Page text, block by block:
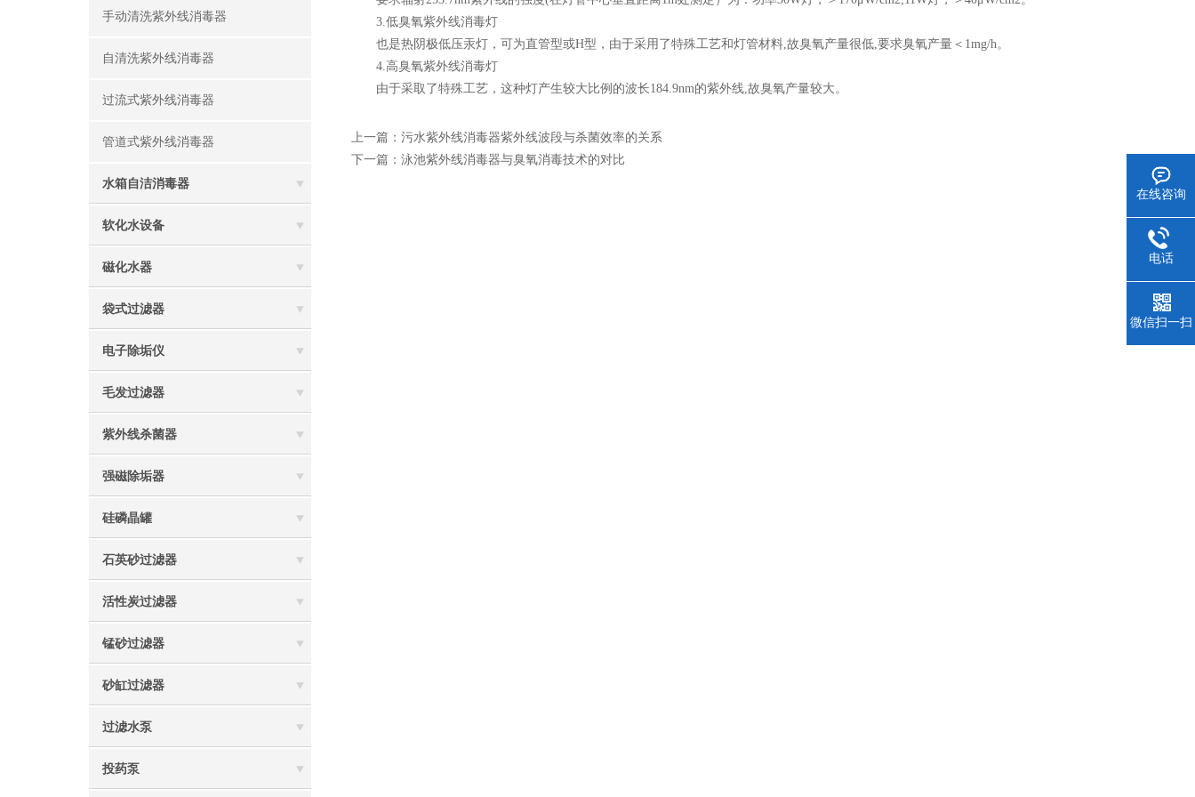
手动清洗紫外线消毒器
自清洗紫外线消毒器
过流式紫外线消毒器
管道式紫外线消毒器
水箱自洁消毒器
软化水设备
磁化水器
袋式过滤器
电子除垢仪
毛发过滤器
紫外线杀菌器
强磁除垢器
硅磷晶罐
石英砂过滤器
活性炭过滤器
锰砂过滤器
砂缸过滤器
过滤水泵
投药泵
3.低臭氧紫外线消毒灯
也是热阴极低压汞灯，可为直管型或H型，由于采用了特殊工艺和灯管材料,故臭氧产量很低,要求臭氧产量＜1mg/h。
4.高臭氧紫外线消毒灯
由于采取了特殊工艺，这种灯产生较大比例的波长184.9nm的紫外线,故臭氧产量较大。
上一篇： 污水紫外线消毒器紫外线波段与杀菌效率的关系
下一篇： 泳池紫外线消毒器与臭氧消毒技术的对比
在线咨询
电话
微信扫一扫